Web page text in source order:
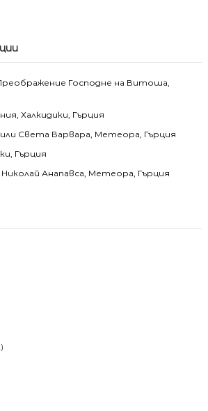
Господне на Витоша,
Халкидики, Гърция
Света Варвара, Метеора, Гърция
Гърция
Анапавса, Метеора, Гърция